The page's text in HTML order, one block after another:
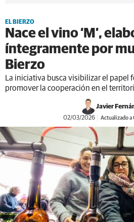
EL BIERZO
Nace el vino ‘M’,
íntegramente por
Bierzo
La iniciativa busca visibilizar el papel
promover la cooperación en el
Javier
02/03/2026 Actualizado